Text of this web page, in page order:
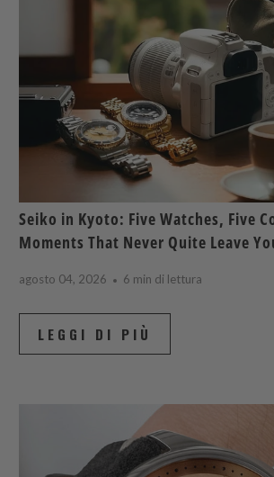
Seiko in Kyoto: Five Watches, Five
Moments That Never Quite Leave
agosto 04, 2026 6 min di lettura
LEGGI DI PIÙ